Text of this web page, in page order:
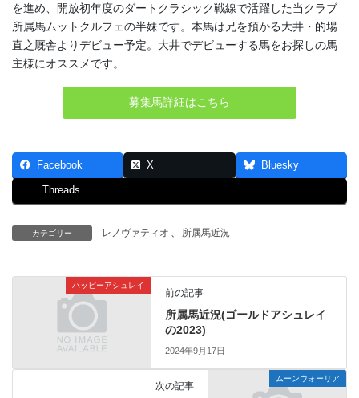
を進め、開放初年度のダートクラシック戦線で活躍した当クラブ
所属馬ムットクルフェの半妹です。本馬は兄を預かる大井・的場
直之厩舎よりデビュー予定。大井でデビューする馬をお探しの馬
主様にオススメです。
募集馬詳細はこちら
Facebook X Bluesky
Threads
カテゴリー レノヴァティオ 所属馬近況
ハッピーアシュレイ
前の記事
所属馬近況(ゴールドアシュレイ
の2023)
2024年9月17日
ムーンウォーリア
次の記事